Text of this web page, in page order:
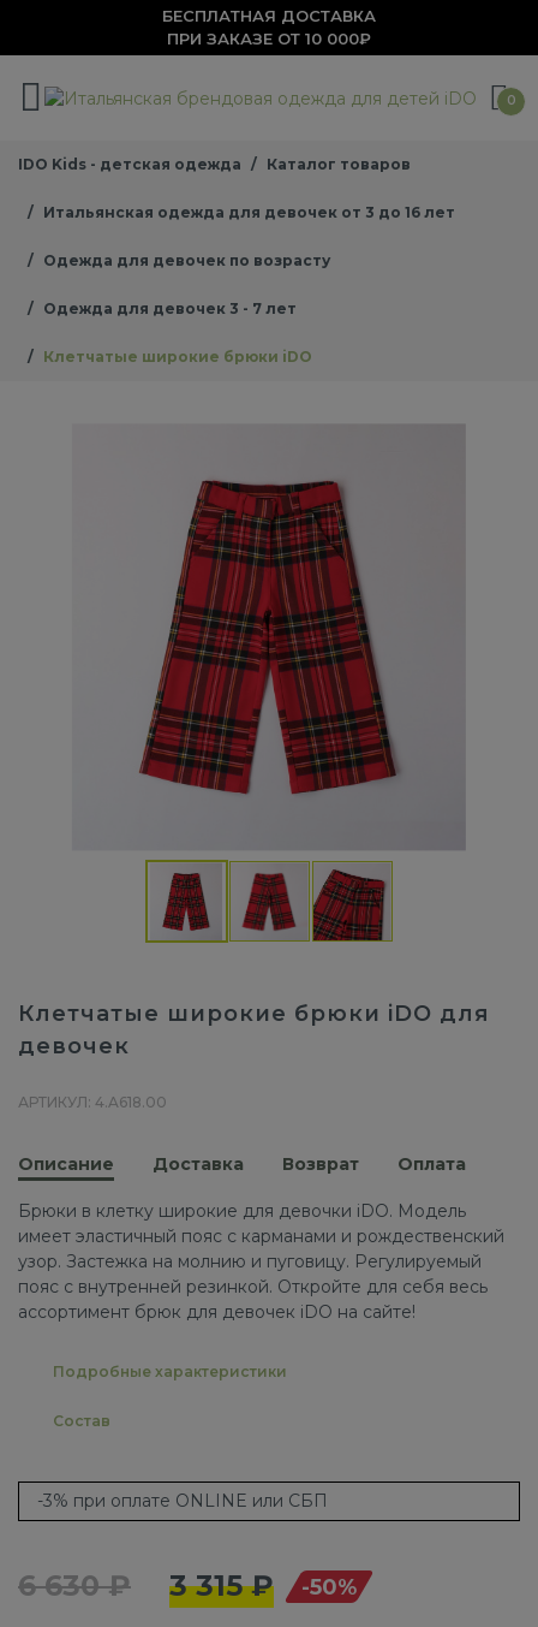
БЕСПЛАТНАЯ ДОСТАВКА
ПРИ ЗАКАЗЕ ОТ 10 000₽
0
IDO Kids - детская одежда Каталог товаров
Итальянская одежда для девочек от 3 до 16 лет
Одежда для девочек по возрасту
Одежда для девочек 3 - 7 лет
Клетчатые широкие брюки iDO
Клетчатые широкие брюки iDO для
девочек
АРТИКУЛ: 4.A618.00
Описание Доставка Возврат Оплата
Брюки в клетку широкие для девочки iDO. Модель
имеет эластичный пояс с карманами и рождественский
узор. Застежка на молнию и пуговицу. Регулируемый
пояс с внутренней резинкой. Откройте для себя весь
ассортимент брюк для девочек iDO на сайте!
Подробные характеристики
Состав
-3% при оплате ONLINE или СБП
6 630 ₽ 3 315 ₽ -50%